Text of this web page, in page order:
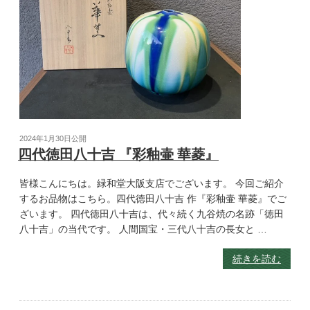
2024年1月30日公開
四代徳田八十吉 『彩釉壷 華菱』
皆様こんにちは。緑和堂大阪支店でございます。 今回ご紹介
するお品物はこちら。四代徳田八十吉 作『彩釉壷 華菱』でご
ざいます。 四代徳田八十吉は、代々続く九谷焼の名跡「徳田
八十吉」の当代です。 人間国宝・三代八十吉の長女と …
続きを読む